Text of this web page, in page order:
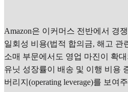
Amazon은 이커머스 전반에서 경
일회성 비용(법적 합의금, 해고 관
소매 부문에서도 영업 마진이 확
유닛 성장률이 배송 및 이행 비용
버리지(operating leverage)를 보여